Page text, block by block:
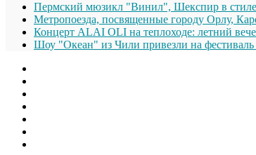
Пермский мюзикл "Винил", Шекспир в стиле
Метропоезда, посвященные городу Орлу,
Концерт ALAI OLI на теплоходе: летний
Шоу "Океан" из Чили привезли на